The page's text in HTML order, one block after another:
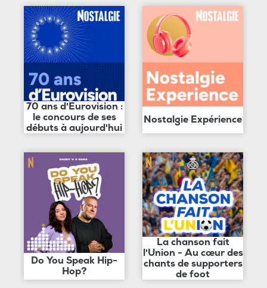
70 ans d'Eurovision :
le concours de ses
débuts à aujourd'hui
Nostalgie Expérience
Do You Speak Hip-
Hop?
La chanson fait
l'Union - Au cœur des
chants de supporters
de foot